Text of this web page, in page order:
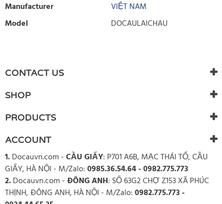
Manufacturer
VIỆT NAM
Model
DOCAULAICHAU
There are currently no product reviews. Be the first who write
review
CONTACT US
SHOP
PRODUCTS
ACCOUNT
1.Docauvn.com -CẦU GIẤY: P701 A6B, MẠC THÁI TỔ, CẦU
GIẤY, HÀ NỘI - M/Zalo:0985.36.54.64 - 0982.775.773
2.Docauvn.com - ĐÔNG ANH: SỐ 63G2 CHỢ Z153 XÃ PHÚC
THỊNH, ĐÔNG ANH, HÀ NỘI - M/Zalo:0982.775.773 -